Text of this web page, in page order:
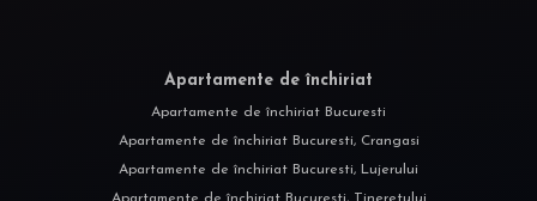
Apartamente de închiriat
Apartamente de închiriat Bucuresti
Apartamente de închiriat Bucuresti, Crangasi
Apartamente de închiriat Bucuresti, Lujerului